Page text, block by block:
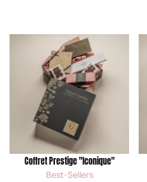
Coffret Prestige "Iconique"
Best-Sellers